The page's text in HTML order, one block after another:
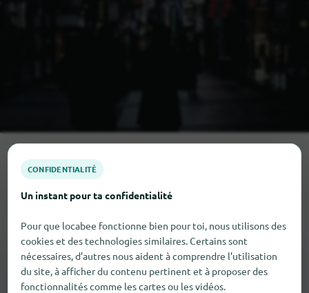
Toutes les catégories de shopping
en
CONFIDENTIALITÉ
Un instant pour ta confidentialité
Pour que locabee fonctionne bien pour toi, nous utilisons des
cookies et des technologies similaires. Certains sont
nécessaires, d’autres nous aident à comprendre l’utilisation
du site, à afficher du contenu pertinent et à proposer des
fonctionnalités comme les cartes ou les vidéos.